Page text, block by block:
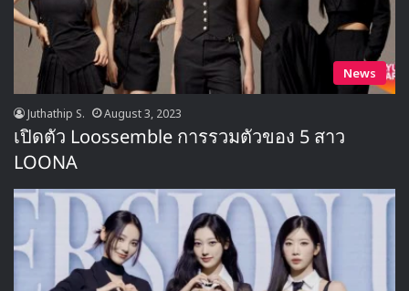
News
Juthathip S. August 3, 2023
เปิดตัว Loossemble การรวมตัวของ 5 สาว
LOONA